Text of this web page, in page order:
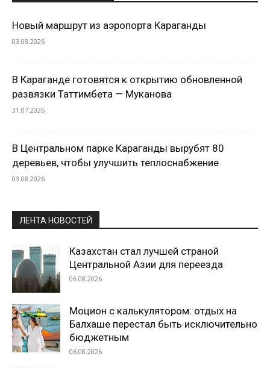
Новый маршрут из аэропорта Караганды
03.08.2026
В Караганде готовятся к открытию обновленной
развязки Таттимбета — Муканова
31.07.2026
В Центральном парке Караганды вырубят 80
деревьев, чтобы улучшить теплоснабжение
03.08.2026
ЛЕНТА НОВОСТЕЙ
Казахстан стал лучшей страной
Центральной Азии для переезда
06.08.2026
Моцион с калькулятором: отдых на
Балхаше перестал быть исключительно
бюджетным
06.08.2026